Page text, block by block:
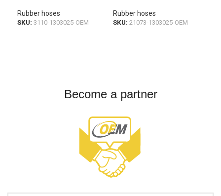
Rubber hoses
SKU: 3110-1303025-OEM
Rubber hoses
SKU: 21073-1303025-OEM
Become a partner